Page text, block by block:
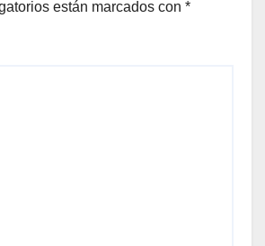
están marcados con *